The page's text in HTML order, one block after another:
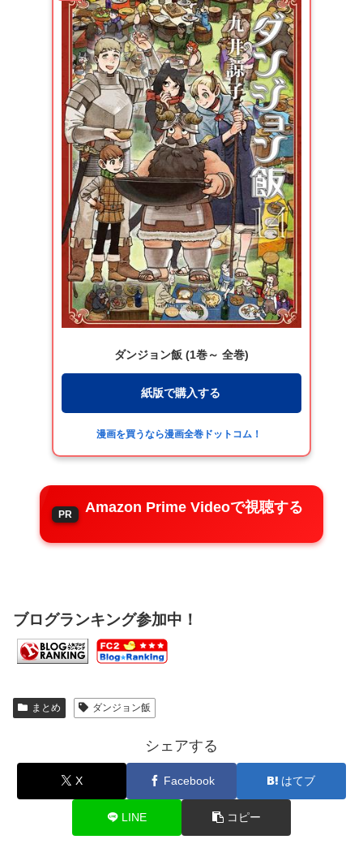
ダンジョン飯 (1巻～ 全巻)
紙版で購入する
漫画を買うなら漫画全巻ドットコム！
Amazon Prime Videoで視聴する
ブログランキング参加中！
まとめ ダンジョン飯
シェアする
X Facebook はてブ
LINE コピー